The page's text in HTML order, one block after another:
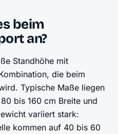
beim
an?
Standhöhe mit
die beim
Typische Maße liegen
bis 160 cm Breite und
variiert stark:
kommen auf 40 bis 60